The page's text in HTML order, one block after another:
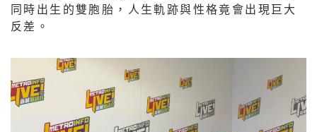
同時出生的雙胞胎，人生軌跡與性格竟會出現巨大
反差。